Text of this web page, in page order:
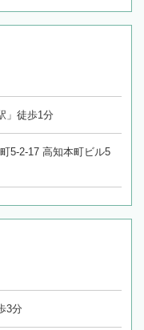
」徒歩1分
5-2-17 高知本町ビル5
3分